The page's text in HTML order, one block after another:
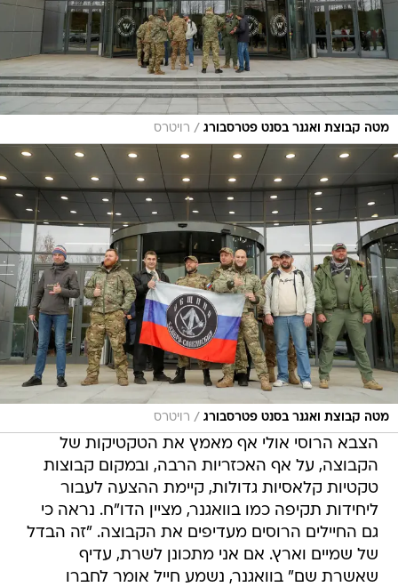
מטה קבוצת ואגנר בסנט פטרסבורג / רויטרס
מטה קבוצת ואגנר בסנט פטרסבורג / רויטרס
הצבא הרוסי אולי אף מאמץ את הטקטיקות של
הקבוצה, על אף האכזריות הרבה, ובמקום קבוצות
טקטיות קלאסיות גדולות, קיימת ההצעה לעבור
ליחידות תקיפה כמו בוואגנר, מציין הדו"ח. נראה כי
גם החיילים הרוסים מעדיפים את הקבוצה. "זה הבדל
של שמיים וארץ. אם אני מתכונן לשרת, עדיף
שאשרת שם" בוואגנר, נשמע חייל אומר לחברו